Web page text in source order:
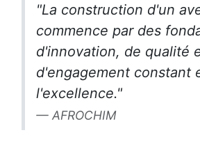
"La construction d'un
commence par des
d'innovation, de qualité
d'engagement constant
l'excellence."
AFROCHIM